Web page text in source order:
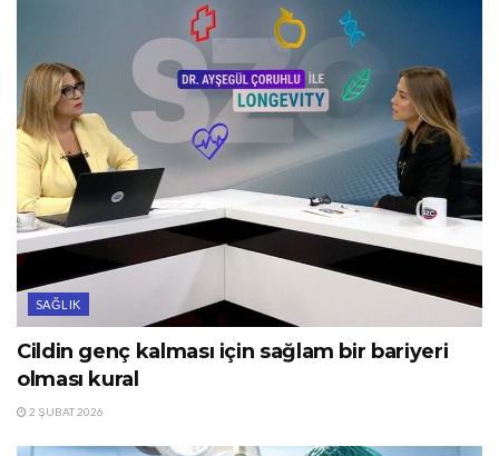
SAĞLIK
Cildin genç kalması için sağlam bir bariyeri
olması kural
2 ŞUBAT 2026